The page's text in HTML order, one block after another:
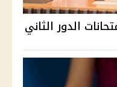
الدور الثاني